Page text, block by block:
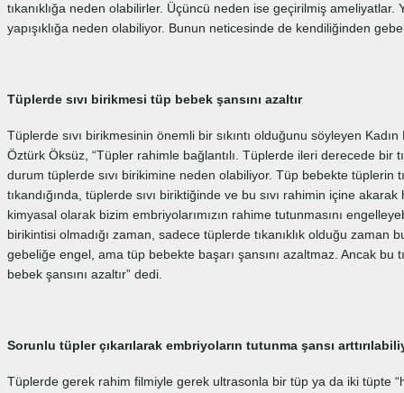
tıkanıklığa neden olabilirler. Üçüncü neden ise geçirilmiş
yapışıklığa neden olabiliyor. Bunun neticesinde de kendiliğinden
Tüplerde sıvı birikmesi tüp bebek şansını azaltır
Tüplerde sıvı birikmesinin önemli bir sıkıntı olduğunu söyleyen
Öztürk Öksüz, “Tüpler rahimle bağlantılı. Tüplerde ileri derecede bir
durum tüplerde sıvı birikimine neden olabiliyor. Tüp bebekte tüplerin
tıkandığında, tüplerde sıvı biriktiğinde ve bu sıvı rahimin içine
kimyasal olarak bizim embriyolarımızın rahime tutunmasını
birikintisi olmadığı zaman, sadece tüplerde tıkanıklık olduğu
gebeliğe engel, ama tüp bebekte başarı şansını azaltmaz. Ancak bu
bebek şansını azaltır” dedi.
Sorunlu tüpler çıkarılarak embriyoların tutunma şansı
Tüplerde gerek rahim filmiyle gerek ultrasonla bir tüp ya da iki tüpte